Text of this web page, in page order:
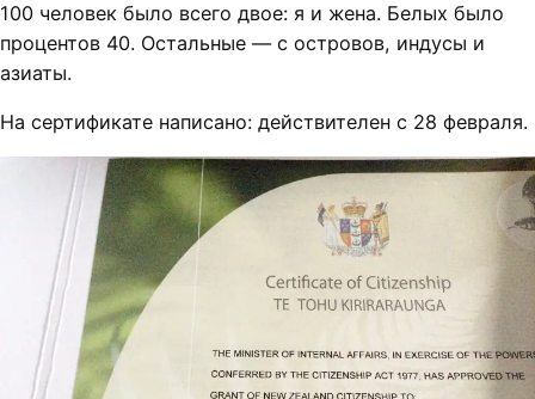
100 человек было всего двое: я и жена. Белых было
процентов 40. Остальные — с островов, индусы и
азиаты.
На сертификате написано: действителен с 28 февраля.